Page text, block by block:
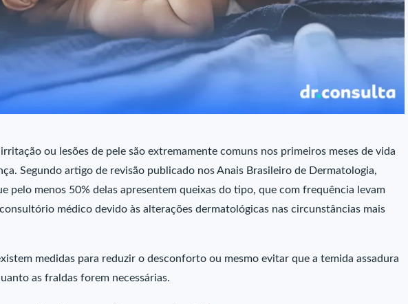
ou lesões de pele são extremamente comuns nos primeiros meses de vida
Segundo artigo de revisão publicado nos Anais Brasileiro de Dermatologia,
pelo menos 50% delas apresentem queixas do tipo, que com frequência levam
médico devido às alterações dermatológicas nas circunstâncias mais
medidas para reduzir o desconforto ou mesmo evitar que a temida assadura
as fraldas forem necessárias.